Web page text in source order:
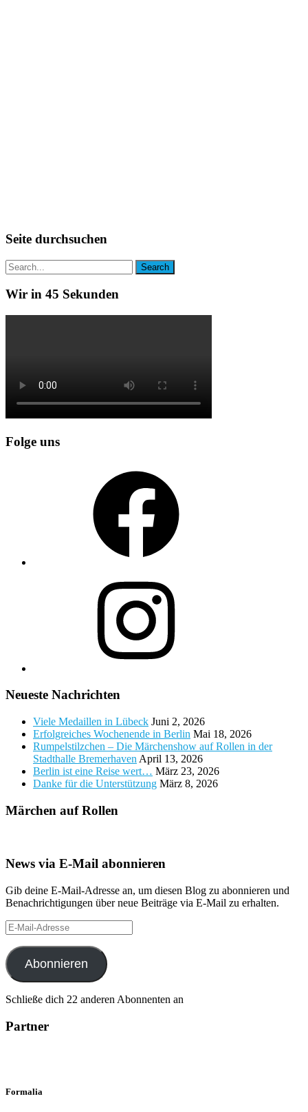
Seite durchsuchen
Wir in 45 Sekunden
Folge uns
Neueste Nachrichten
Viele Medaillen in Lübeck Juni 2, 2026
Erfolgreiches Wochenende in Berlin Mai 18, 2026
Rumpelstilzchen – Die Märchenshow auf Rollen in der
Stadthalle Bremerhaven April 13, 2026
Berlin ist eine Reise wert… März 23, 2026
Danke für die Unterstützung März 8, 2026
Märchen auf Rollen
News via E-Mail abonnieren
Gib deine E-Mail-Adresse an, um diesen Blog zu abonnieren und
Benachrichtigungen über neue Beiträge via E-Mail zu erhalten.
E-
Mail-
Adresse
Abonnieren
Schließe dich 22 anderen Abonnenten an
Partner
Formalia